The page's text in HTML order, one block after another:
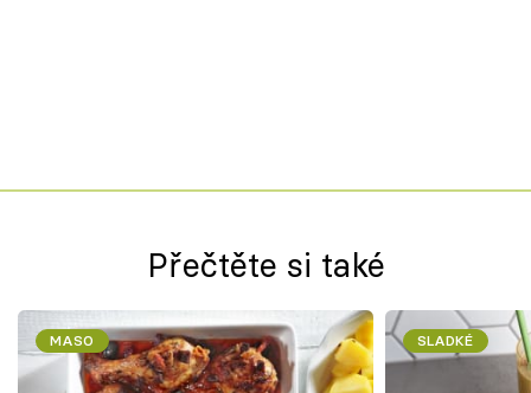
Přečtěte si také
MASO SLADKÉ